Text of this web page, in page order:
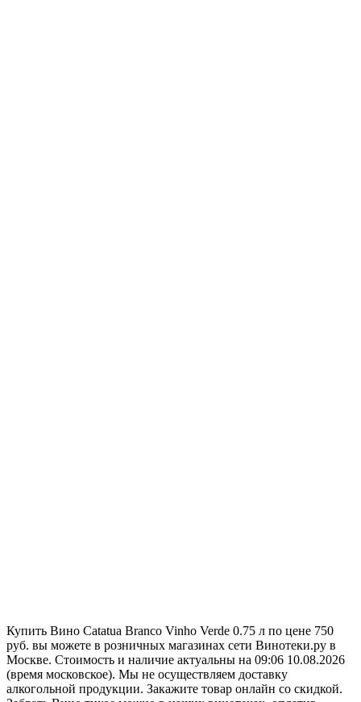
Купить Вино Catatua Branco Vinho Verde 0.75 л по цене 750
руб. вы можете в розничных магазинах сети Винотеки.ру в
Москве. Стоимость и наличие актуальны на 09:06 10.08.2026
(время московское). Мы не осуществляем доставку
алкогольной продукции. Закажите товар онлайн со скидкой.